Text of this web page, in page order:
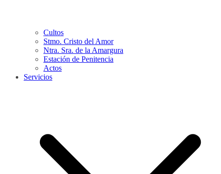
Cultos
Stmo. Cristo del Amor
Ntra. Sra. de la Amargura
Estación de Penitencia
Actos
Servicios